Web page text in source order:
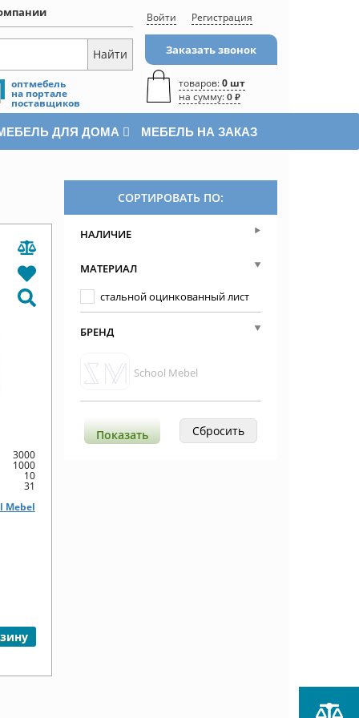
оптмебель
на портале
поставщиков
Войти Регистрация
Заказать звонок
товаров:0 шт
на сумму: 0 ₽
ДЛЯ ДОМА МЕБЕЛЬ НА ЗАКАЗ
3000
1000
10
31
Mebel
СОРТИРОВАТЬ ПО:
НАЛИЧИЕ
МАТЕРИАЛ
стальной оцинкованный лист
БРЕНД
School Mebel